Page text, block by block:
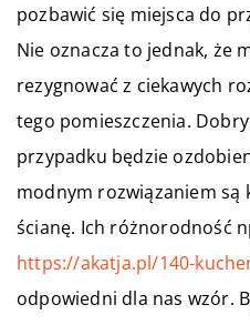
pozbawić się miejsca do
Nie oznacza to jednak, że
rezygnować z ciekawych
tego pomieszczenia.
przypadku będzie
modnym rozwiązaniem są
ścianę. Ich różnorodność
https://akatja.pl/140-
odpowiedni dla nas wzór.